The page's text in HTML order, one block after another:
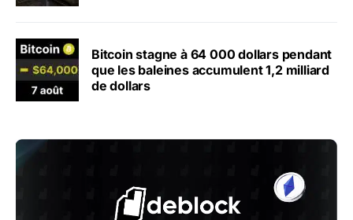
Bitcoin stagne à 64 000 dollars pendant
que les baleines accumulent 1,2 milliard
de dollars